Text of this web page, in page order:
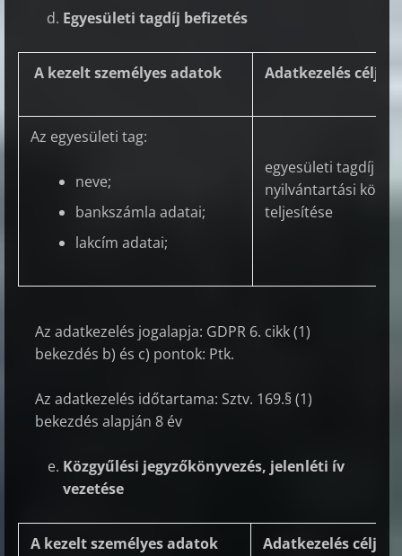
Egyesületi tagdíj befizetés
A kezelt személyes adatok Adatkezelés célja
Az egyesületi tag:
neve;
bankszámla adatai;
lakcím adatai;
egyesületi tagdíj
nyilvántartási
teljesítése
Az adatkezelés jogalapja: GDPR 6. cikk (1)
bekezdés b) és c) pontok: Ptk.
Az adatkezelés időtartama: Sztv. 169.§ (1)
bekezdés alapján 8 év
Közgyűlési jegyzőkönyvezés, jelenléti ív
vezetése
A kezelt személyes adatok Adatkezelés célja